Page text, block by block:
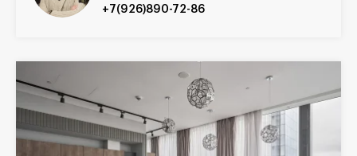
+7(926)890-72-86